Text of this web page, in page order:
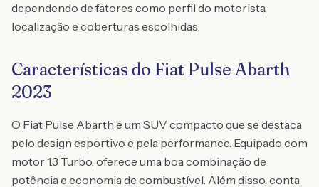
dependendo de fatores como perfil do motorista,
localização e coberturas escolhidas.
Características do Fiat Pulse Abarth
2023
O Fiat Pulse Abarth é um SUV compacto que se destaca
pelo design esportivo e pela performance. Equipado com
motor 1.3 Turbo, oferece uma boa combinação de
potência e economia de combustível. Além disso, conta